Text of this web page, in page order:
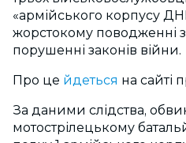
«армійського корпусу
жорстокому поводженні
порушенні законів війни.
Про це йдеться на сайті
За даними слідства,
мотострілецькому